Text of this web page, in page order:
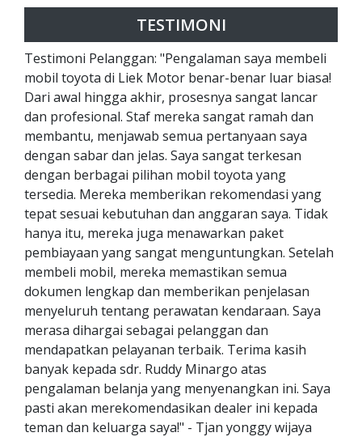
TESTIMONI
Testimoni Pelanggan: "Pengalaman saya membeli
mobil toyota di Liek Motor benar-benar luar biasa!
Dari awal hingga akhir, prosesnya sangat lancar
dan profesional. Staf mereka sangat ramah dan
membantu, menjawab semua pertanyaan saya
dengan sabar dan jelas. Saya sangat terkesan
dengan berbagai pilihan mobil toyota yang
tersedia. Mereka memberikan rekomendasi yang
tepat sesuai kebutuhan dan anggaran saya. Tidak
hanya itu, mereka juga menawarkan paket
pembiayaan yang sangat menguntungkan. Setelah
membeli mobil, mereka memastikan semua
dokumen lengkap dan memberikan penjelasan
menyeluruh tentang perawatan kendaraan. Saya
merasa dihargai sebagai pelanggan dan
mendapatkan pelayanan terbaik. Terima kasih
banyak kepada sdr. Ruddy Minargo atas
pengalaman belanja yang menyenangkan ini. Saya
pasti akan merekomendasikan dealer ini kepada
teman dan keluarga saya!" - Tjan yonggy wijaya